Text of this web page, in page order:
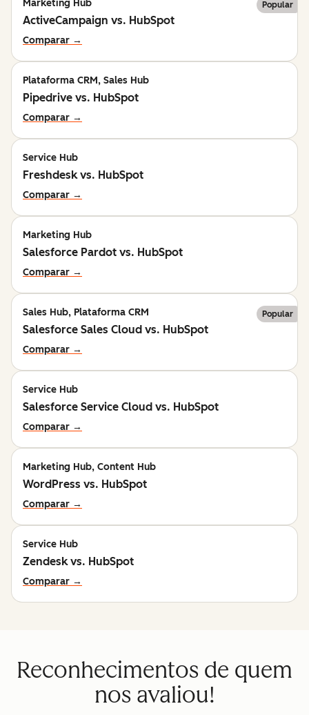
Marketing Hub Popular
ActiveCampaign vs. HubSpot
Comparar →
Plataforma CRM, Sales Hub
Pipedrive vs. HubSpot
Comparar →
Service Hub
Freshdesk vs. HubSpot
Comparar →
Marketing Hub
Salesforce Pardot vs. HubSpot
Comparar →
Sales Hub, Plataforma CRM Popular
Salesforce Sales Cloud vs. HubSpot
Comparar →
Service Hub
Salesforce Service Cloud vs. HubSpot
Comparar →
Marketing Hub, Content Hub
WordPress vs. HubSpot
Comparar →
Service Hub
Zendesk vs. HubSpot
Comparar →
Reconhecimentos de quem
nos avaliou!